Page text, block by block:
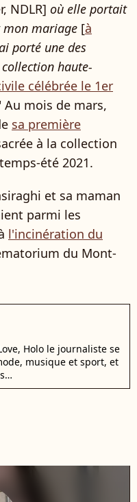
NDLR] où elle portait
mon mariage [à
porté une des
haute-
célébrée le 1er
Au mois de mars,
sa première
à la collection
été 2021.
et sa maman
parmi les
l'incinération du
du Mont-
Holo le journaliste se
musique et sport, et